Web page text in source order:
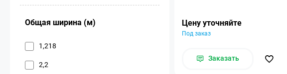
Общая ширина (м)
1,218
2,2
Цену уточняйте
Под заказ
Заказать